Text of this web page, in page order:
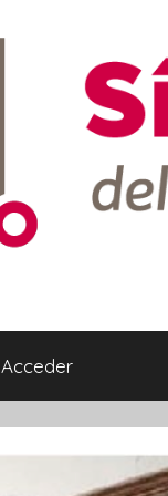
Acceder